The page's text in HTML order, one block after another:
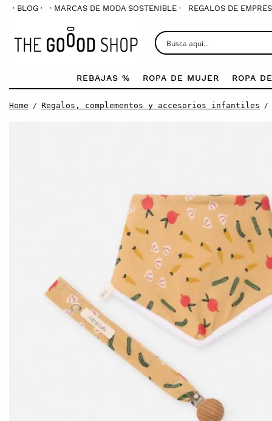
· BLOG · · MARCAS DE MODA SOSTENIBLE · REGALOS DE
REBAJAS % ROPA DE MUJER ROPA
Home / Regalos, complementos y accesorios infantiles /